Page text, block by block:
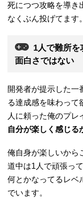
死につつ攻略を導き
なくぶん投げてます。
1人で難所
面白さではない
開発者が提示した一
る達成感を味わって
人に頼った俺のプレ
自分が楽しく感じる
俺自身が楽しいから
道中は1人で頑張っ
何とかなってるレベ
でいます。